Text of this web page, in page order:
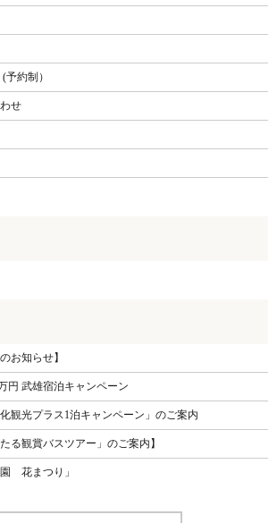
約制）
せ
お知らせ】
円 武雄宿泊キャンペーン
観光プラス1泊キャンペーン」のご案内
る観賞バスツアー」のご案内】
花まつり」